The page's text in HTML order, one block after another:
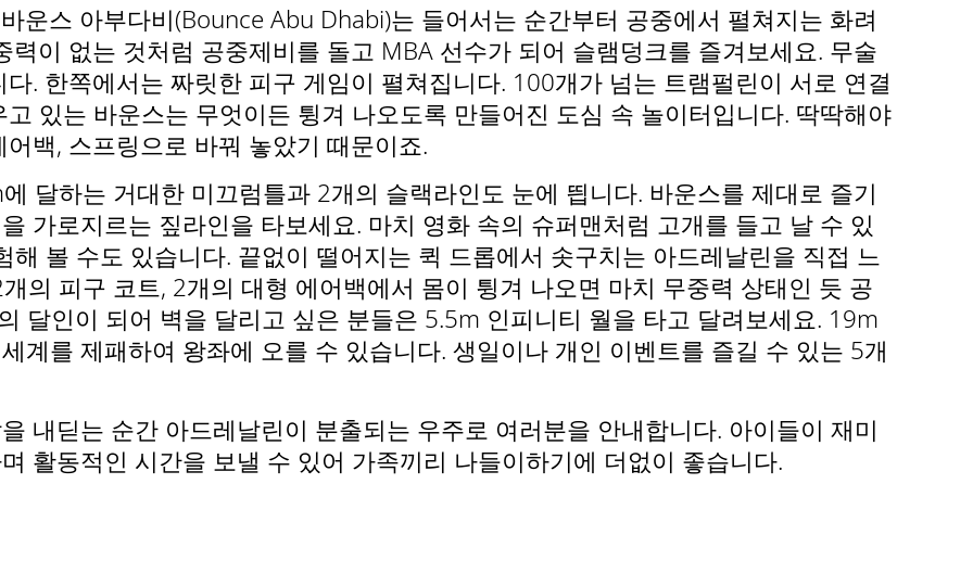
운스 아부다비(Bounce Abu Dhabi)는 들어서는 순간부터 공중에서 펼쳐지는 화려
이 없는 것처럼 공중제비를 돌고 MBA 선수가 되어 슬램덩크를 즐겨보세요. 무술
. 한쪽에서는 짜릿한 피구 게임이 펼쳐집니다. 100개가 넘는 트램펄린이 서로 연결
있는 바운스는 무엇이든 튕겨 나오도록 만들어진 도심 속 놀이터입니다. 딱딱해야
백, 스프링으로 바꿔 놓았기 때문이죠.
달하는 거대한 미끄럼틀과 2개의 슬랙라인도 눈에 띕니다. 바운스를 제대로 즐기
가로지르는 짚라인을 타보세요. 마치 영화 속의 슈퍼맨처럼 고개를 들고 날 수 있
볼 수도 있습니다. 끝없이 떨어지는 퀵 드롭에서 솟구치는 아드레날린을 직접 느
의 피구 코트, 2개의 대형 에어백에서 몸이 튕겨 나오면 마치 무중력 상태인 듯 공
달인이 되어 벽을 달리고 싶은 분들은 5.5m 인피니티 월을 타고 달려보세요. 19m
계를 제패하여 왕좌에 오를 수 있습니다. 생일이나 개인 이벤트를 즐길 수 있는 5개
내딛는 순간 아드레날린이 분출되는 우주로 여러분을 안내합니다. 아이들이 재미
활동적인 시간을 보낼 수 있어 가족끼리 나들이하기에 더없이 좋습니다.